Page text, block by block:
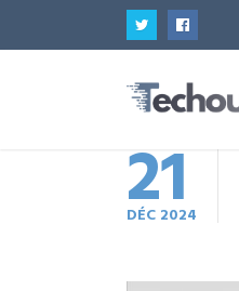
21
DÉC 2024